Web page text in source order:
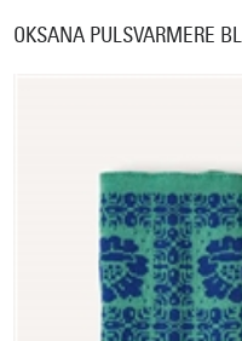
OKSANA PULSVARMERE